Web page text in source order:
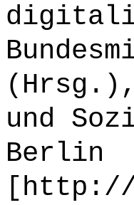
und
Berlin
[http://